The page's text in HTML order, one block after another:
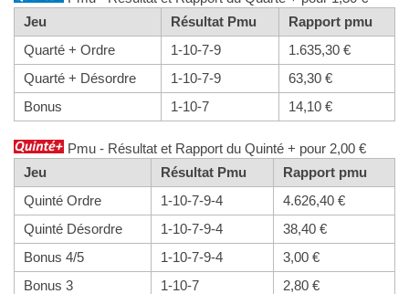
Jeu
Résultat Pmu
Rapport pmu
Quarté + Ordre
1-10-7-9
1.635,30 €
Quarté + Désordre
1-10-7-9
63,30 €
Bonus
1-10-7 14,10 €
Pmu - Résultat et Rapport du Quinté + pour 2,00 €
Jeu
Résultat Pmu
Rapport pmu
Quinté Ordre
1-10-7-9-4
4.626,40 €
Quinté Désordre
1-10-7-9-4
38,40 €
Bonus 4/5
1-10-7-9-4
3,00 €
Bonus 3
1-10-7 2,80 €